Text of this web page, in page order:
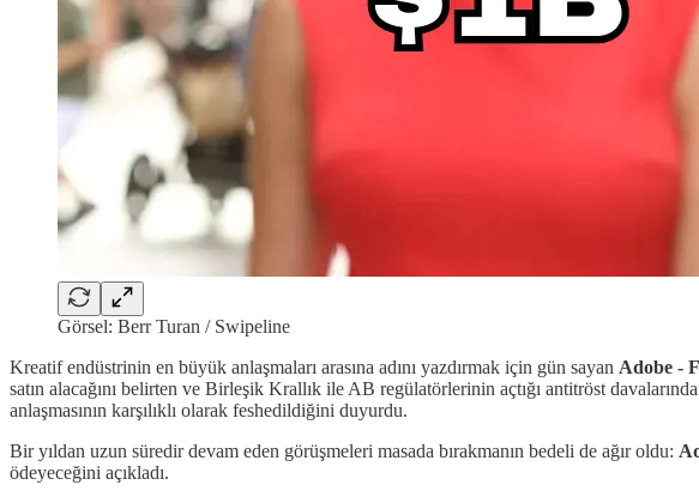
Görsel: Berr Turan / Swipeline
Kreatif endüstrinin en büyük anlaşmaları arasına adını yazdırmak için gün sayan Adobe -
satın alacağını belirten ve Birleşik Krallık ile AB regülatörlerinin açtığı antitröst
anlaşmasının karşılıklı olarak feshedildiğini duyurdu.
Bir yıldan uzun süredir devam eden görüşmeleri masada bırakmanın bedeli de ağır oldu:
ödeyeceğini açıkladı.